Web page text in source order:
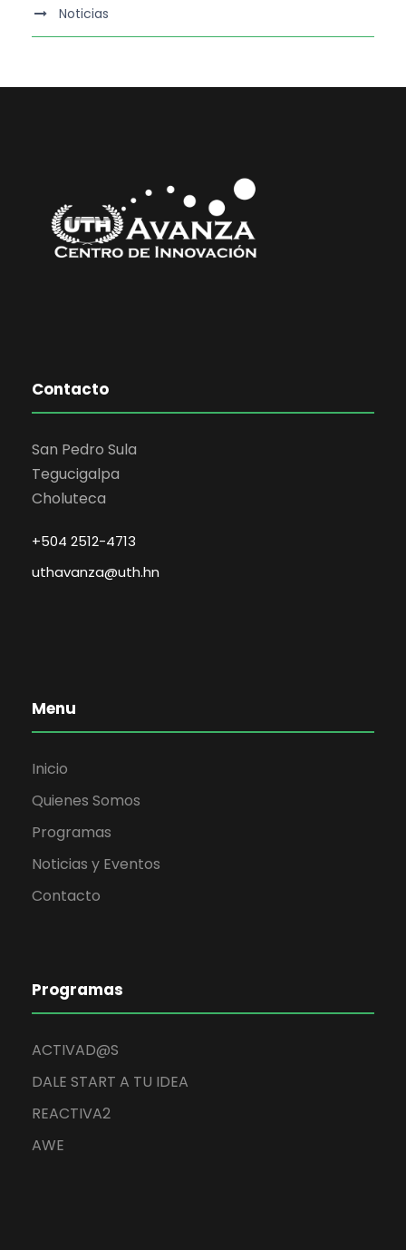
Noticias
Contacto
San Pedro Sula
Tegucigalpa
Choluteca
+504 2512-4713
uthavanza@uth.hn
Menu
Inicio
Quienes Somos
Programas
Noticias y Eventos
Contacto
Programas
ACTIVAD@S
DALE START A TU IDEA
REACTIVA2
AWE